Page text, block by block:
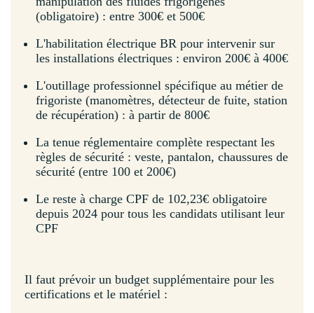
(obligatoire) : entre 300€ et 500€
L'habilitation électrique BR pour intervenir sur
les installations électriques : environ 200€ à 400€
L'outillage professionnel spécifique au métier de
frigoriste (manomètres, détecteur de fuite, station
de récupération) : à partir de 800€
La tenue réglementaire complète respectant les
règles de sécurité : veste, pantalon, chaussures de
sécurité (entre 100 et 200€)
Le reste à charge CPF de 102,23€ obligatoire
depuis 2024 pour tous les candidats utilisant leur
CPF
Il faut prévoir un budget supplémentaire pour les
certifications et le matériel :